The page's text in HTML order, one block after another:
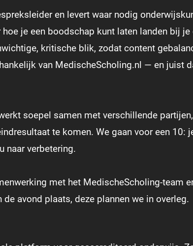
en levert waar nodig
je een boodschap kunt laten landen bij
kritische blik, zodat content
van MedischeScholing.nl — en juist
soepel samen met verschillende
te komen. We gaan voor een 10:
naar verbetering.
met het MedischeScholing-team
avond plaats, deze plannen we in overleg.